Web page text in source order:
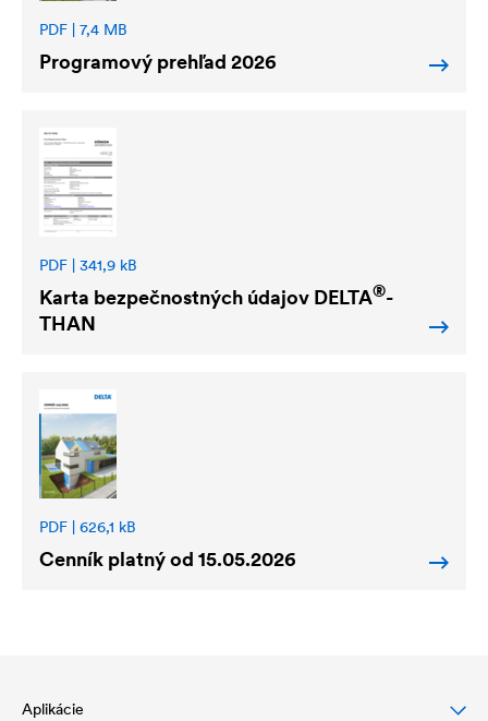
PDF | 7,4 MB
Programový prehľad 2026
PDF | 341,9 kB
Karta bezpečnostných údajov DELTA®-
THAN
PDF | 626,1 kB
Cenník platný od 15.05.2026
Aplikácie